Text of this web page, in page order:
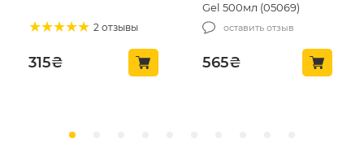
оставить отзыв
565
(K9GXLR-461-2)
оставить отзыв
945